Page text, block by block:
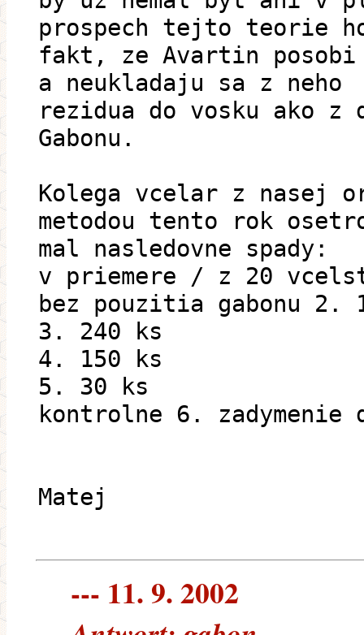
prospech tejto teorie
fakt, ze Avartin posobi
a neukladaju sa z neho
rezidua do vosku ako z
Gabonu.
Kolega vcelar z nasej
metodou tento rok
mal nasledovne spady:
v priemere / z 20
bez pouzitia gabonu 2.
3. 240 ks
4. 150 ks
5. 30 ks
kontrolne 6. zadymenie
Matej
--- 11. 9. 2002